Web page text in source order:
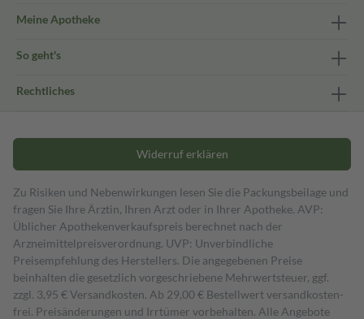
Meine Apotheke
So geht's
Rechtliches
Widerruf erklären
Zu Risiken und Nebenwirkungen lesen Sie die Packungsbeilage und
fragen Sie Ihre Ärztin, Ihren Arzt oder in Ihrer Apotheke. AVP:
Üblicher Apothekenverkaufspreis berechnet nach der
Arzneimittelpreisverordnung. UVP: Unverbindliche
Preisempfehlung des Herstellers. Die angegebenen Preise
beinhalten die gesetzlich vorgeschriebene Mehrwertsteuer, ggf.
zzgl. 3,95 € Versandkosten. Ab 29,00 € Bestell­wert versand­kosten­
frei. Preisänderungen und Irrtümer vorbehalten. Alle Angebote